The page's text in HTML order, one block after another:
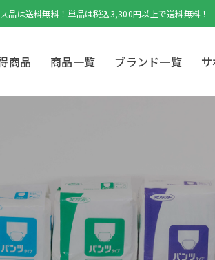
品は送料無料！単品は税込3,300円以上で送料無料！
商品 商品一覧 ブランド一覧